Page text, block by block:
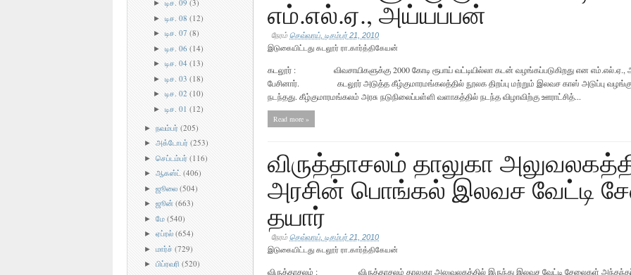
►டிச. 09 (3)
►டிச. 08 (12)
►டிச. 07 (8)
►டிச. 06 (14)
►டிச. 04 (13)
►டிச. 03 (18)
►டிச. 02 (10)
►டிச. 01 (12)
►நவம்பர் (205)
►அக்டோபர் (253)
►செப்டம்பர் (116)
►ஆகஸ்ட் (406)
►ஜூலை (504)
►ஜூன் (663)
►மே (540)
►ஏப்ரல் (654)
►மார்ச் (729)
►பிப்ரவரி (520)
எம்.எல்.ஏ., அய்யப்பன்
நேரம்செவ்வாய், டிசம்பர் 21, 2010
இடுகையிட்டது கடலூர் ரா.கார்த்திகேயன்
கடலூர் : விவசாயிகளுக்கு 2000 கோடி ரூபாய் வட்டியில்லா கடன் வழங்கப்படுகிறது என
பேசினார். கடலூர் அடுத்த கீழ்குமாரமங்கலத்தில் நூலக திறப்பு மற்றும் இலவச காஸ் அடுப்பு
நடந்தது. கீழ்குமாரமங்கலம் அரசு நடுநிலைப்பள்ளி வளாகத்தில் நடந்த விழாவிற்கு ஊராட்சித்...
Read more »
விருத்தாசலம் தாலுகா
அரசின் பொங்கல் இலவச வேட்டி
தயார்
நேரம்செவ்வாய், டிசம்பர் 21, 2010
இடுகையிட்டது கடலூர் ரா.கார்த்திகேயன்
விருத்தாசலம் : விருத்தாசலம் தாலுகா அலுவலகத்தில் இருந்து இலவச வேட்டி சேலைகள் அந்தந்தப்